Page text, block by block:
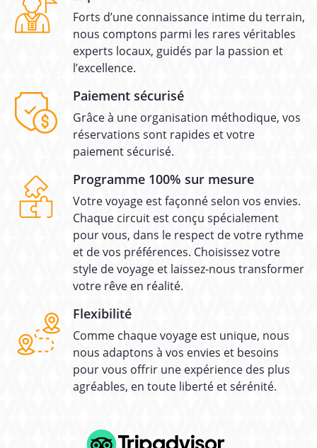
Forts d’une connaissance intime du terrain,
nous comptons parmi les rares véritables
experts locaux, guidés par la passion et
l’excellence.
Paiement sécurisé
Grâce à une organisation méthodique, vos
réservations sont rapides et votre
paiement sécurisé.
Programme 100% sur mesure
Votre voyage est façonné selon vos envies.
Chaque circuit est conçu spécialement
pour vous, dans le respect de votre rythme
et de vos préférences. Choisissez votre
style de voyage et laissez-nous transformer
votre rêve en réalité.
Flexibilité
Comme chaque voyage est unique, nous
nous adaptons à vos envies et besoins
pour vous offrir une expérience des plus
agréables, en toute liberté et sérénité.